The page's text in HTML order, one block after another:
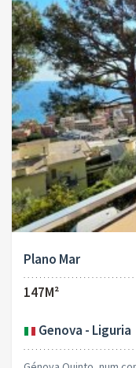
Plano Mar
147M²
Genova - Liguria